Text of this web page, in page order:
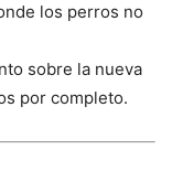
los perros no
sobre la nueva
por completo.